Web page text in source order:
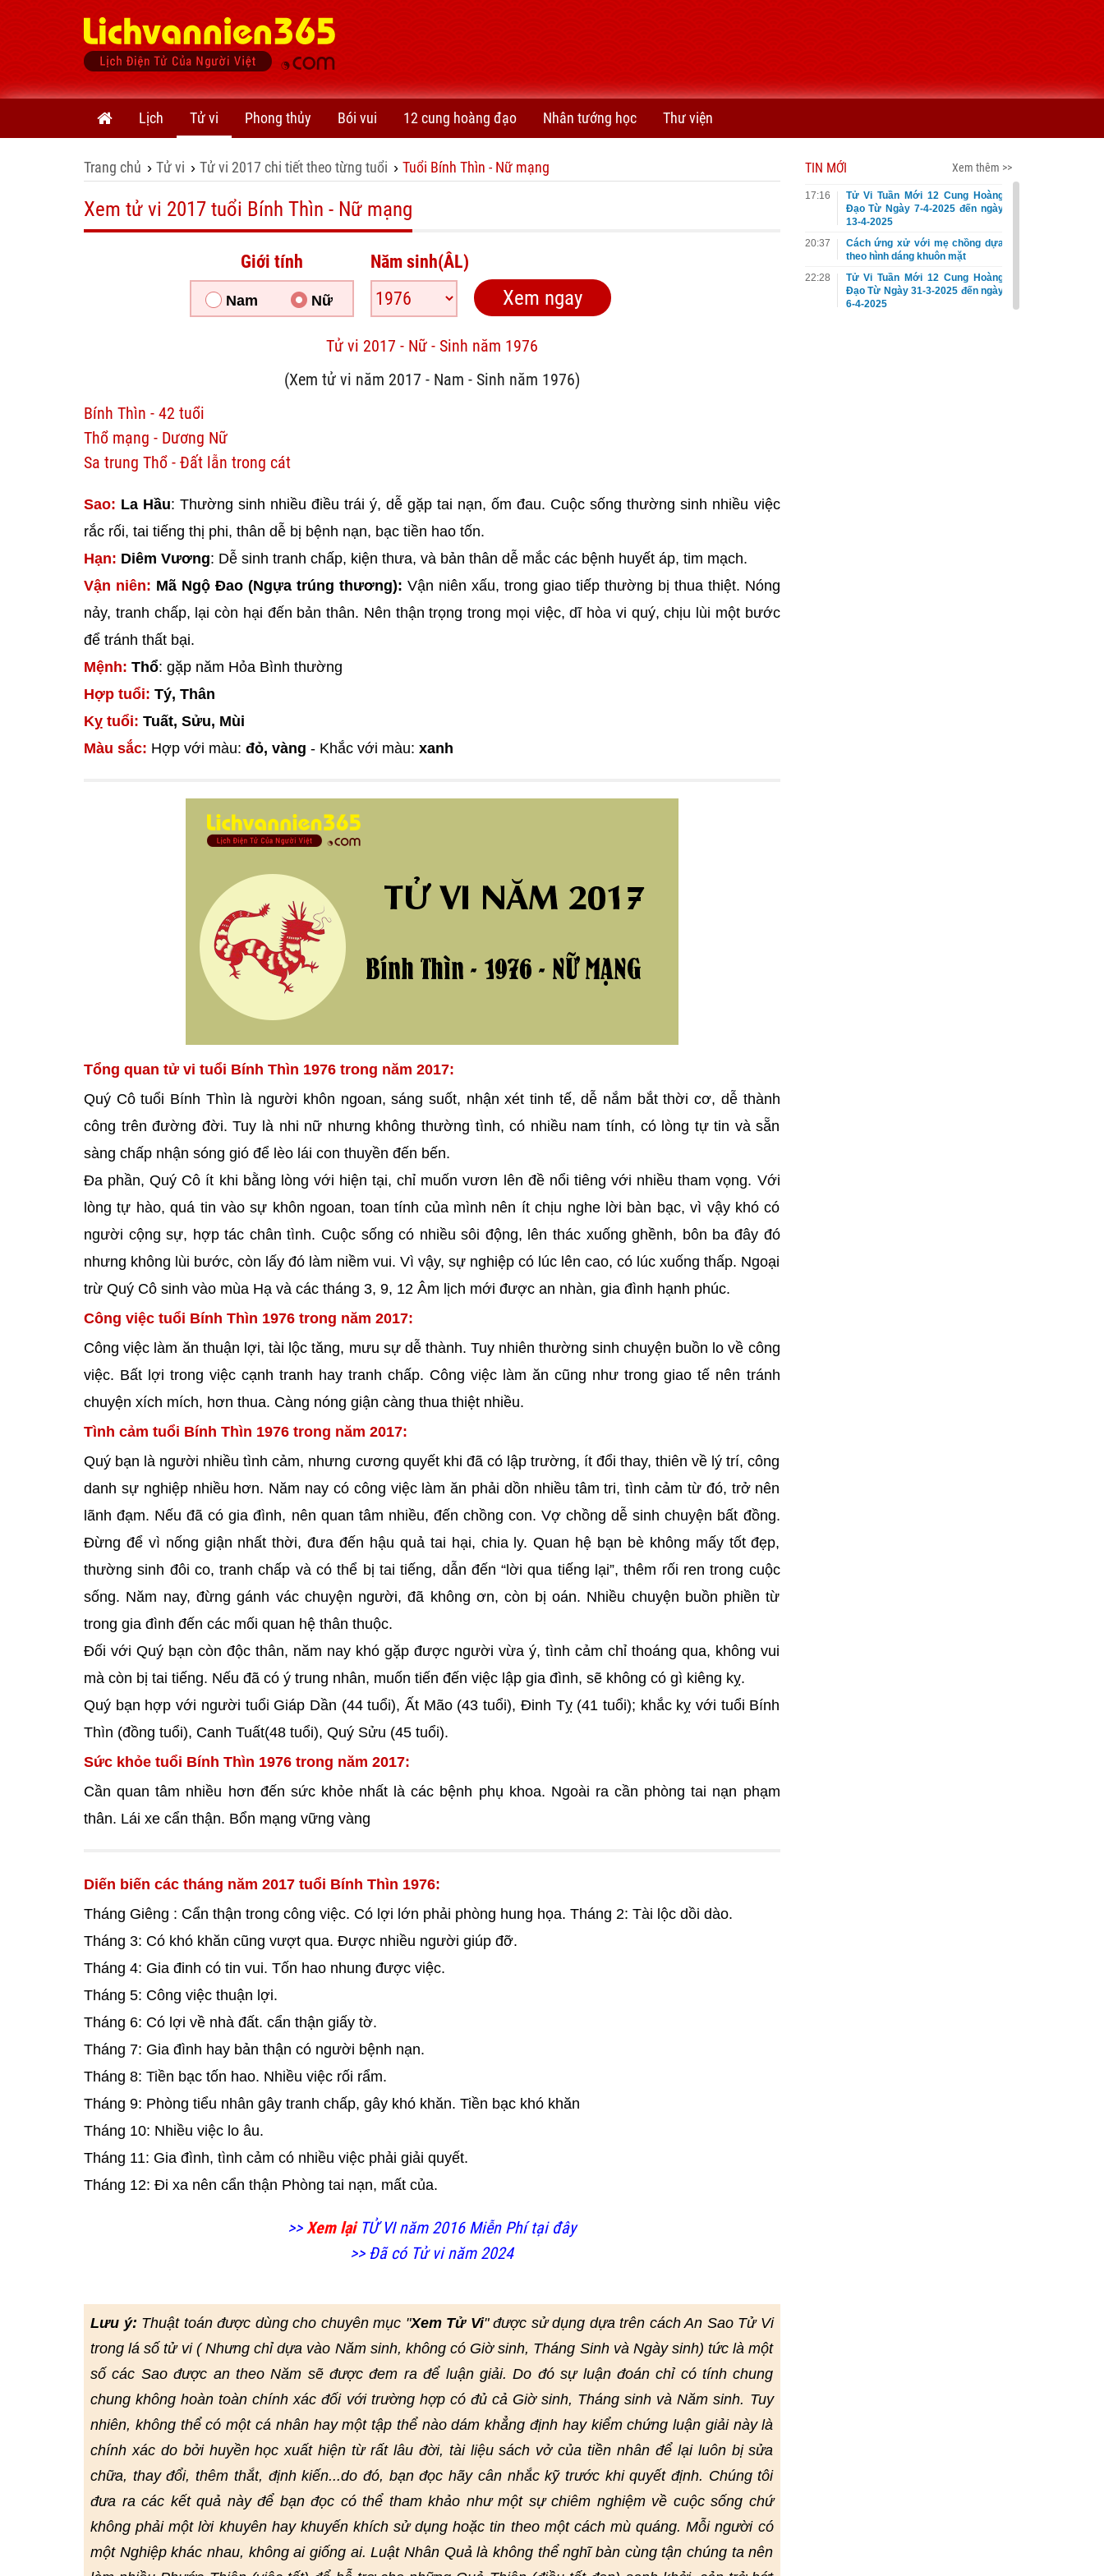
Lịch Tử vi Phong thủy Bói vui 12 cung hoàng đạo Nhân tướng học Thư viện
Trang chủ › Tử vi › Tử vi 2017 chi tiết theo từng tuổi › Tuổi Bính Thìn - Nữ mạng
Xem tử vi 2017 tuổi Bính Thìn - Nữ mạng
Giới tính
Nam Nữ
Năm sinh(ÂL)
Tử vi 2017 - Nữ - Sinh năm 1976
(Xem tử vi năm 2017 - Nam - Sinh năm 1976)
Bính Thìn - 42 tuổi
Thổ mạng - Dương Nữ
Sa trung Thổ - Đất lẫn trong cát
Sao: La Hầu: Thường sinh nhiều điều trái ý, dễ gặp tai nạn, ốm đau. Cuộc sống thường sinh nhiều việc
rắc rối, tai tiếng thị phi, thân dễ bị bệnh nạn, bạc tiền hao tốn.
Hạn: Diêm Vương: Dễ sinh tranh chấp, kiện thưa, và bản thân dễ mắc các bệnh huyết áp, tim mạch.
Vận niên: Mã Ngộ Đao (Ngựa trúng thương): Vận niên xấu, trong giao tiếp thường bị thua thiệt. Nóng
nảy, tranh chấp, lại còn hại đến bản thân. Nên thận trọng trong mọi việc, dĩ hòa vi quý, chịu lùi một bước
để tránh thất bại.
Mệnh: Thổ: gặp năm Hỏa Bình thường
Hợp tuổi: Tý, Thân
Kỵ tuổi: Tuất, Sửu, Mùi
Màu sắc: Hợp với màu: đỏ, vàng - Khắc với màu: xanh
Tổng quan tử vi tuổi Bính Thìn 1976 trong năm 2017:
Quý Cô tuổi Bính Thìn là người khôn ngoan, sáng suốt, nhận xét tinh tế, dễ nắm bắt thời cơ, dễ thành
công trên đường đời. Tuy là nhi nữ nhưng không thường tình, có nhiều nam tính, có lòng tự tin và sẵn
sàng chấp nhận sóng gió để lèo lái con thuyền đến bến.
Đa phần, Quý Cô ít khi bằng lòng với hiện tại, chỉ muốn vươn lên đề nổi tiêng với nhiều tham vọng. Với
lòng tự hào, quá tin vào sự khôn ngoan, toan tính của mình nên ít chịu nghe lời bàn bạc, vì vậy khó có
người cộng sự, hợp tác chân tình. Cuộc sống có nhiều sôi động, lên thác xuống ghềnh, bôn ba đây đó
nhưng không lùi bước, còn lấy đó làm niềm vui. Vì vậy, sự nghiệp có lúc lên cao, có lúc xuống thấp. Ngoại
trừ Quý Cô sinh vào mùa Hạ và các tháng 3, 9, 12 Âm lịch mới được an nhàn, gia đình hạnh phúc.
Công việc tuổi Bính Thìn 1976 trong năm 2017:
Công việc làm ăn thuận lợi, tài lộc tăng, mưu sự dễ thành. Tuy nhiên thường sinh chuyện buồn lo về công
việc. Bất lợi trong việc cạnh tranh hay tranh chấp. Công việc làm ăn cũng như trong giao tế nên tránh
chuyện xích mích, hơn thua. Càng nóng giận càng thua thiệt nhiều.
Tình cảm tuổi Bính Thìn 1976 trong năm 2017:
Quý bạn là người nhiều tình cảm, nhưng cương quyết khi đã có lập trường, ít đổi thay, thiên về lý trí, công
danh sự nghiệp nhiều hơn. Năm nay có công việc làm ăn phải dồn nhiều tâm tri, tình cảm từ đó, trở nên
lãnh đạm. Nếu đã có gia đình, nên quan tâm nhiều, đến chồng con. Vợ chồng dễ sinh chuyện bất đồng.
Đừng để vì nống giận nhất thời, đưa đến hậu quả tai hại, chia ly. Quan hệ bạn bè không mấy tốt đẹp,
thường sinh đôi co, tranh chấp và có thể bị tai tiếng, dẫn đến “lời qua tiếng lại”, thêm rối ren trong cuộc
sống. Năm nay, đừng gánh vác chuyện người, đã không ơn, còn bị oán. Nhiều chuyện buồn phiền từ
trong gia đình đến các mối quan hệ thân thuộc.
Đối với Quý bạn còn độc thân, năm nay khó gặp được người vừa ý, tình cảm chỉ thoáng qua, không vui
mà còn bị tai tiếng. Nếu đã có ý trung nhân, muốn tiến đến việc lập gia đình, sẽ không có gì kiêng kỵ.
Quý bạn hợp với người tuổi Giáp Dần (44 tuổi), Ất Mão (43 tuổi), Đinh Tỵ (41 tuổi); khắc kỵ với tuổi Bính
Thìn (đồng tuổi), Canh Tuất(48 tuổi), Quý Sửu (45 tuổi).
Sức khỏe tuổi Bính Thìn 1976 trong năm 2017:
Cần quan tâm nhiều hơn đến sức khỏe nhất là các bệnh phụ khoa. Ngoài ra cần phòng tai nạn phạm
thân. Lái xe cẩn thận. Bổn mạng vững vàng
Diến biến các tháng năm 2017 tuổi Bính Thìn 1976:
Tháng Giêng : Cẩn thận trong công việc. Có lợi lớn phải phòng hung họa. Tháng 2: Tài lộc dồi dào.
Tháng 3: Có khó khăn cũng vượt qua. Được nhiều người giúp đỡ.
Tháng 4: Gia đinh có tin vui. Tốn hao nhung được việc.
Tháng 5: Công việc thuận lợi.
Tháng 6: Có lợi về nhà đất. cẩn thận giấy tờ.
Tháng 7: Gia đình hay bản thận có người bệnh nạn.
Tháng 8: Tiền bạc tốn hao. Nhiều việc rối rẩm.
Tháng 9: Phòng tiểu nhân gây tranh chấp, gây khó khăn. Tiền bạc khó khăn
Tháng 10: Nhiều việc lo âu.
Tháng 11: Gia đình, tình cảm có nhiều việc phải giải quyết.
Tháng 12: Đi xa nên cẩn thận Phòng tai nạn, mất của.
>>Xem lạiTỬ VI năm 2016 Miễn Phí tại đây
>> Đã có Tử vi năm 2024
Lưu ý: Thuật toán được dùng cho chuyên mục "Xem Tử Vi" được sử dụng dựa trên cách An Sao Tử Vi
trong lá số tử vi ( Nhưng chỉ dựa vào Năm sinh, không có Giờ sinh, Tháng Sinh và Ngày sinh) tức là một
số các Sao được an theo Năm sẽ được đem ra để luận giải. Do đó sự luận đoán chỉ có tính chung
chung không hoàn toàn chính xác đối với trường hợp có đủ cả Giờ sinh, Tháng sinh và Năm sinh. Tuy
nhiên, không thể có một cá nhân hay một tập thể nào dám khẳng định hay kiểm chứng luận giải này là
chính xác do bởi huyền học xuất hiện từ rất lâu đời, tài liệu sách vở của tiền nhân để lại luôn bị sửa
chữa, thay đổi, thêm thắt, định kiến...do đó, bạn đọc hãy cân nhắc kỹ trước khi quyết định. Chúng tôi
đưa ra các kết quả này để bạn đọc có thể tham khảo như một sự chiêm nghiệm về cuộc sống chứ
không phải một lời khuyên hay khuyến khích sử dụng hoặc tin theo một cách mù quáng. Mỗi người có
một Nghiệp khác nhau, không ai giống ai. Luật Nhân Quả là không thể nghĩ bàn cùng tận chúng ta nên
TIN MỚI Xem thêm >>
17:16
Tử Vi Tuần Mới 12 Cung Hoàng
Đạo Từ Ngày 7-4-2025 đến ngày
13-4-2025
20:37
Cách ứng xử với mẹ chồng dựa
theo hình dáng khuôn mặt
22:28
Tử Vi Tuần Mới 12 Cung Hoàng
Đạo Từ Ngày 31-3-2025 đến ngày
6-4-2025